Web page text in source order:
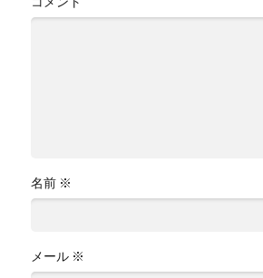
名前 ※
メール ※